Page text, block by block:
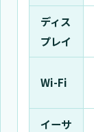
ディス
プレイ
Wi-Fi
イーサ